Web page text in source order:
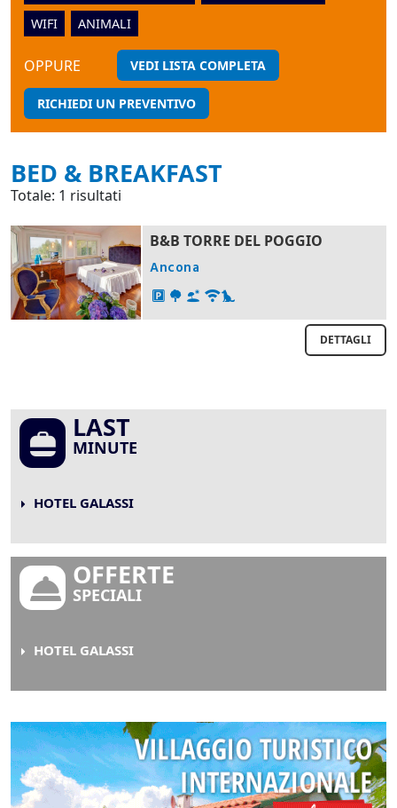
WIFI
ANIMALI
OPPURE VEDI LISTA COMPLETA
RICHIEDI UN PREVENTIVO
BED & BREAKFAST
Totale: 1 risultati
B&B TORRE DEL POGGIO
Ancona
DETTAGLI
LAST
MINUTE
HOTEL GALASSI
OFFERTE
SPECIALI
HOTEL GALASSI